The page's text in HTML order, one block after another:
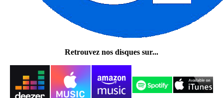
Retrouvez nos disques sur...